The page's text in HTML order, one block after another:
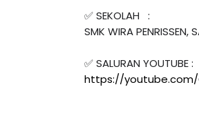
✅ SEKOLAH   :
SMK WIRA PENRISSEN,
✅ SALURAN YOUTUBE :
https://youtube.com/
SELAMAT DAN
(AMALAN PER...